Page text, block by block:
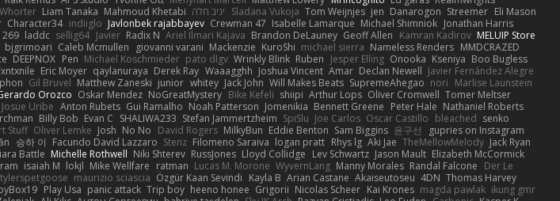
Liam Tanaka Mahmoud Khetabi יניב חלה Sladana Vukoja Tom Weijnjes jen Danarogon Streemer Eli Mason
Character34 indiiglo Javlonbek rajabbayev Crewman 47 Isabelle Lamarque Michael Shimniok Jonathan Harris
laddc sellig64 Javier Radix N Ariel Ilmari Kajava Brandon DeLauney Geoff Allen Kamran Kadirov MELUIP Store
bjgrimoari Caleb Mcmullen giovanni varani Mackenzie KuroShi michael sierra Nameless Renders MMDCRAZED
DEEPNOX Pen Michael Koschmieder pato dlgv Wrinkly Blink Ruben Jesper Elling Onooka Kseniya Boo Bugless
Eric Moyer qaylanuraya Derek Ray Waaagghh Joshua Vincent Amar Declan Newell Javier Fernández Alegre
Gil Bruvel Matthew Zaneski junior whitey Jack John Will Makes Beats SupremeAhegao nori Marlise Launstein
Orozco Oskar Mendez NoGreatMystery Bike Kefeli shiipi Arthur Lops Oliver Cromwell Tomer Meltser
Josue Uribe Anton Rubets Gui Ramalho Noah Patterson Jomenikia Bennett Greene Peter Hale Nathaniel Roberts
Billy Bob Evan C SHALIWA233 Stefan Jammertzheim SpiSlu Joe Carlos Oscar Castillo bleached senko
Stuff Oliver Lemke Josh No No David Rogers MilkyBun Eddie Benton Sam Biggins 윤구선
gupries on Instagram
승하 이 Facundo David Lazzaro Stenz Filomeno Saraiva logan pratt Rhys lg Aki Jae TheMellowMelody Jack Ryan
Battle Michelle Rothwell Niki Shterev RussJones Lloyd Collidge Lev Schwartz Jason Mault Elizabeth McCormick
isaiah M lokjl Mike Wellfare ratman Lucas M. Morone WyvernLang Manny Morales Randal Falcone Der Le
tylerspetgoose maurizio sciascia Özgür Kaan Sevindi Kayla B Arian Castane Akaiseutoseu 4DN Thomas Harvey
Play Usa panic attack Trip boy heeno honee Grigorii Nicolas Scheer Kai Krones magda pawlak ikung gmr